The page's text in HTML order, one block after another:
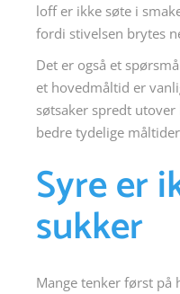
loff er ikke søte i
fordi stivelsen brytes
Det er også et
et hovedmåltid er
søtsaker spredt utover
bedre tydelige
Syre er
sukker
Mange tenker først på